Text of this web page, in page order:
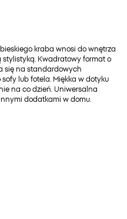
kraba wnosi do wnętrza
Kwadratowy format o
się na standardowych
lub fotela. Miękka w dotyku
na co dzień. Uniwersalna
dodatkami w domu.